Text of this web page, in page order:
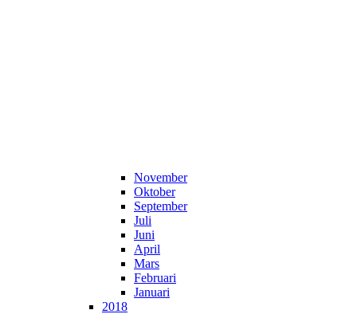
November
Oktober
September
Juli
Juni
April
Mars
Februari
Januari
2018